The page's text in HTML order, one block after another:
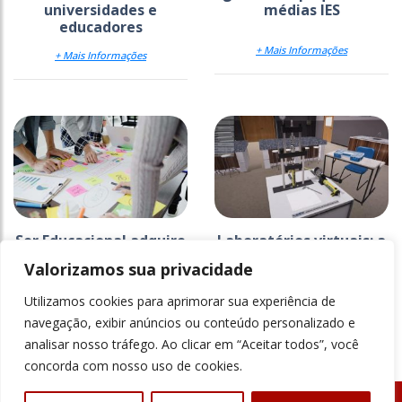
Valorizamos sua privacidade
Utilizamos cookies para aprimorar sua experiência de
navegação, exibir anúncios ou conteúdo personalizado e
analisar nosso tráfego. Ao clicar em “Aceitar todos”, você
concorda com nosso uso de cookies.
universidades e
educadores
+ Mais Informações
médias IES
+ Mais Informações
Ser Educacional adquire
ensino superior
+ Mais Informações
Laboratórios virtuais: a
revolucionando o
ensino...
+ Mais Informações